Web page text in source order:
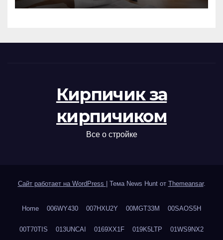
Кирпичик за
кирпичиком
Все о стройке
Сайт работает на WordPress Тема News Hunt от Themeansar.
Home 006WY430 007HXU2Y 00MGT33M 00SAOS5H
00T70TIS 013UNCAI 0169XX1F 019K5LTP 01WS9NX2